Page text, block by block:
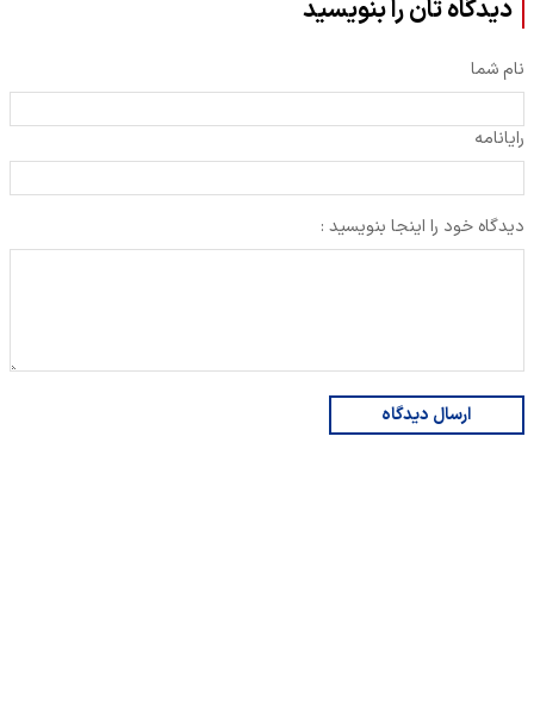
دیدگاه تان را بنویسید
نام شما
رایانامه
دیدگاه خود را اینجا بنویسید :
ارسال دیدگاه